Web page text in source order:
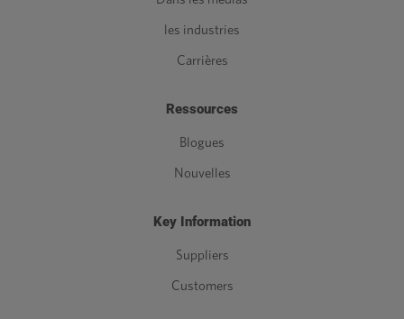
les industries
Carrières
Ressources
Blogues
Nouvelles
Key Information
Suppliers
Customers